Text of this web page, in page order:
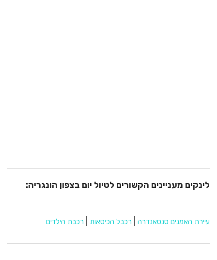
לינקים מעניינים הקשורים לטיול יום בצפון הונגריה:
עיירת האמנים סנטאנדרה רכבל הכיסאות רכבת הילדים